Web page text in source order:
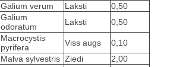
Galium verum Laksti
0,50
Galium
odoratum
Laksti 0,50
Macrocystis
pyrifera
Viss augs
0,10
Malva sylvestris Ziedi
2,00